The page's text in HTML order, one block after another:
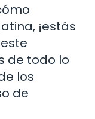
¡estás
de todo lo
los
de